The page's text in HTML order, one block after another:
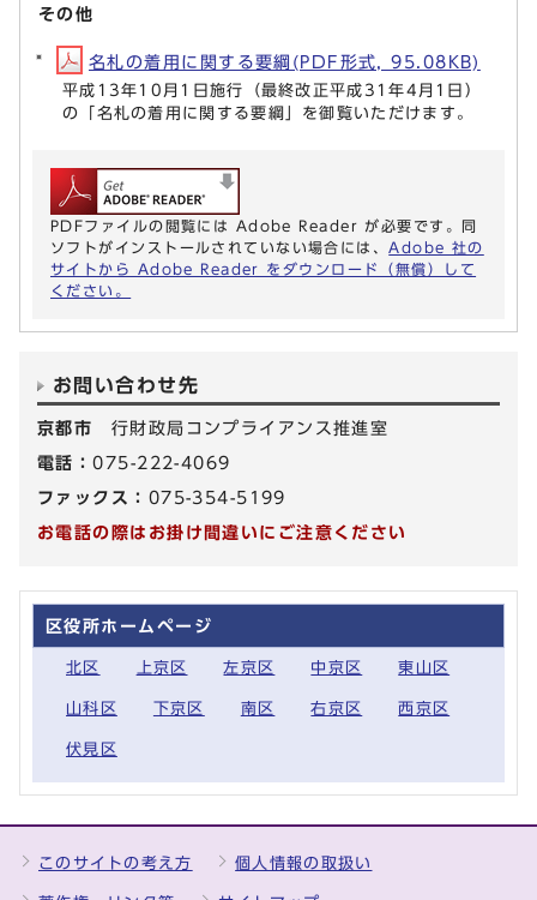
その他
名札の着用に関する要綱(PDF形式, 95.08KB)
平成13年10月1日施行（最終改正平成31年4月1日）
の「名札の着用に関する要綱」を御覧いただけます。
PDFファイルの閲覧には Adobe Reader が必要です。同
ソフトがインストールされていない場合には、 Adobe 社の
サイトから Adobe Reader をダウンロード（無償）して
ください。
お問い合わせ先
京都市 行財政局コンプライアンス推進室
電話：075-222-4069
ファックス： 075-354-5199
お電話の際はお掛け間違いにご注意ください
区役所ホームページ
北区 上京区 左京区 中京区 東山区
山科区 下京区 南区 右京区 西京区
伏見区
このサイトの考え方 個人情報の取扱い